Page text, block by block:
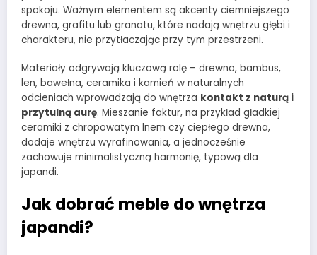
spokoju. Ważnym elementem są akcenty ciemniejszego
drewna, grafitu lub granatu, które nadają wnętrzu głębi i
charakteru, nie przytłaczając przy tym przestrzeni.
Materiały odgrywają kluczową rolę – drewno, bambus,
len, bawełna, ceramika i kamień w naturalnych
odcieniach wprowadzają do wnętrza kontakt z naturą i
przytulną aurę. Mieszanie faktur, na przykład gładkiej
ceramiki z chropowatym lnem czy ciepłego drewna,
dodaje wnętrzu wyrafinowania, a jednocześnie
zachowuje minimalistyczną harmonię, typową dla
japandi.
Jak dobrać meble do wnętrza
japandi?